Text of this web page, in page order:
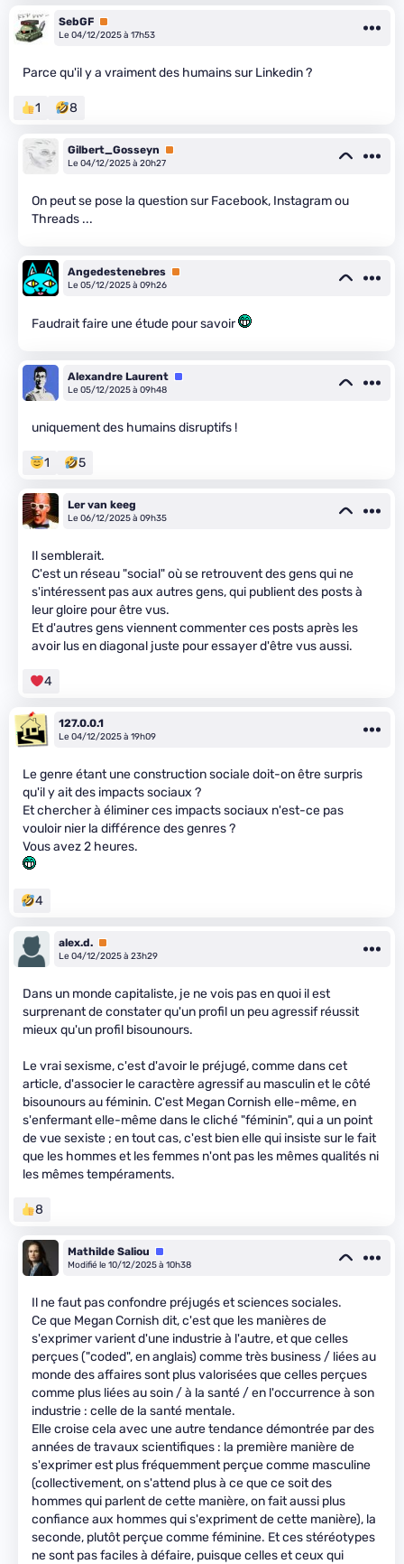
SebGF Premium
Le 04/12/2025 à 17h53
Parce qu'il y a vraiment des humains sur Linkedin ?
1 8
Gilbert_Gosseyn
Premium
Le 04/12/2025 à 20h27
On peut se pose la question sur Facebook, Instagram ou
Threads ...
Angedestenebres Premium
Le 05/12/2025 à 09h26
Faudrait faire une étude pour savoir
Alexandre Laurent Équipe
Le 05/12/2025 à 09h48
uniquement des humains disruptifs !
1 5
Ler van keeg
Le 06/12/2025 à 09h35
Il semblerait.
C'est un réseau "social" où se retrouvent des gens qui ne
s'intéressent pas aux autres gens, qui publient des posts à
leur gloire pour être vus.
Et d'autres gens viennent commenter ces posts après les
avoir lus en diagonal juste pour essayer d'être vus aussi.
4
127.0.0.1
Le 04/12/2025 à 19h09
Le genre étant une construction sociale doit-on être surpris
qu'il y ait des impacts sociaux ?
Et chercher à éliminer ces impacts sociaux n'est-ce pas
vouloir nier la différence des genres ?
Vous avez 2 heures.
4
alex.d. Premium
Le 04/12/2025 à 23h29
Dans un monde capitaliste, je ne vois pas en quoi il est
surprenant de constater qu'un profil un peu agressif réussit
mieux qu'un profil bisounours.
Le vrai sexisme, c'est d'avoir le préjugé, comme dans cet
article, d'associer le caractère agressif au masculin et le côté
bisounours au féminin. C'est Megan Cornish elle-même, en
s'enfermant elle-même dans le cliché "féminin", qui a un point
de vue sexiste ; en tout cas, c'est bien elle qui insiste sur le fait
que les hommes et les femmes n'ont pas les mêmes qualités ni
les mêmes tempéraments.
8
Mathilde Saliou
Équipe
Modifié le 10/12/2025 à 10h38
Il ne faut pas confondre préjugés et sciences sociales.
Ce que Megan Cornish dit, c'est que les manières de
s'exprimer varient d'une industrie à l'autre, et que celles
perçues ("coded", en anglais) comme très business / liées au
monde des affaires sont plus valorisées que celles perçues
comme plus liées au soin / à la santé / en l'occurrence à son
industrie : celle de la santé mentale.
Elle croise cela avec une autre tendance démontrée par des
années de travaux scientifiques : la première manière de
s'exprimer est plus fréquemment perçue comme masculine
(collectivement, on s'attend plus à ce que ce soit des
hommes qui parlent de cette manière, on fait aussi plus
confiance aux hommes qui s'expriment de cette manière), la
seconde, plutôt perçue comme féminine. Et ces stéréotypes
ne sont pas faciles à défaire, puisque celles et ceux qui